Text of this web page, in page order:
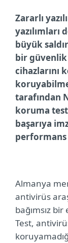
Zararlı
yazılımları
büyük
bir güvenlik
cihazlarını
tarafından
koruma
başarıya
Almanya
antivirüs
bağımsız
Test,